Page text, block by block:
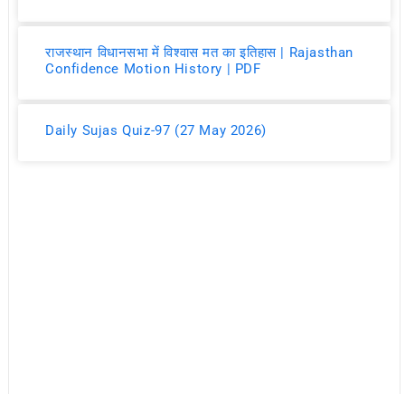
राजस्थान विधानसभा में विश्वास मत का इतिहास | Rajasthan
Confidence Motion History | PDF
Daily Sujas Quiz-97 (27 May 2026)